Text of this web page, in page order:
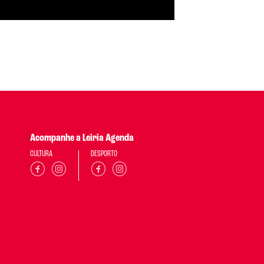
Acompanhe a Leiria Agenda
CULTURA DESPORTO